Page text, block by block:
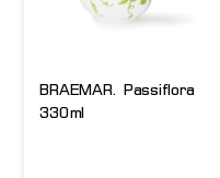
BRAEMAR. Passiflora
330ml